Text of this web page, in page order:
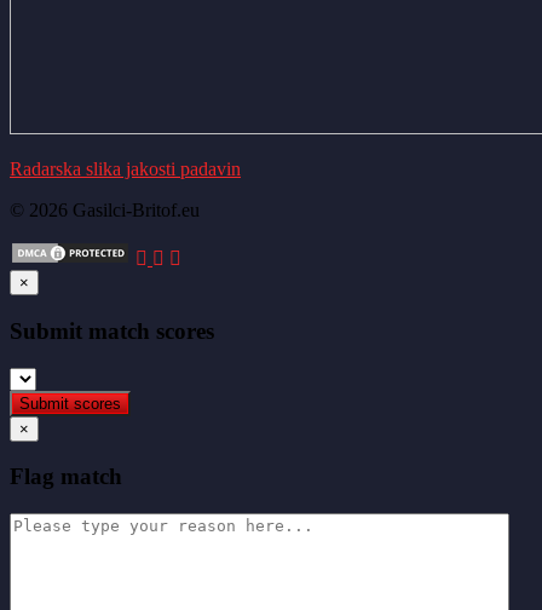
Radarska slika jakosti padavin
© 2026 Gasilci-Britof.eu
×
Submit match scores
×
Flag match